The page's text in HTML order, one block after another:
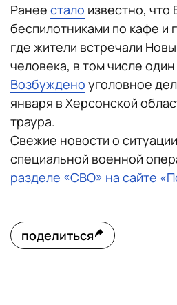
Ранее стало известно, что
беспилотниками по кафе и
где жители встречали
человека, в том числе
Возбуждено уголовное
января в Херсонской
траура.
Свежие новости о
специальной военной
разделе «СВО» на сайте
поделиться